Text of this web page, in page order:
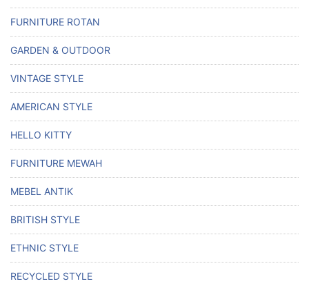
FURNITURE ROTAN
GARDEN & OUTDOOR
VINTAGE STYLE
AMERICAN STYLE
HELLO KITTY
FURNITURE MEWAH
MEBEL ANTIK
BRITISH STYLE
ETHNIC STYLE
RECYCLED STYLE